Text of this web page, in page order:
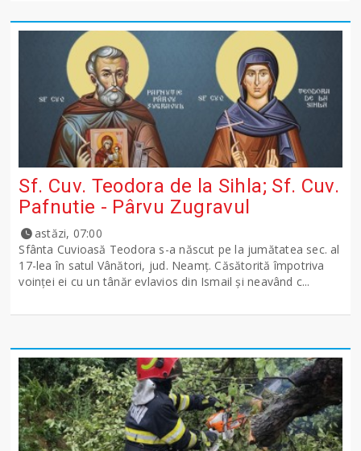
Sf. Cuv. Teodora de la Sihla; Sf. Cuv.
Pafnutie - Pârvu Zugravul
astăzi, 07:00
Sfânta Cuvioasă Teodora s-a născut pe la jumătatea sec. al
17-lea în satul Vânători, jud. Neamţ. Căsătorită împotriva
voinţei ei cu un tânăr evlavios din Ismail şi neavând c...